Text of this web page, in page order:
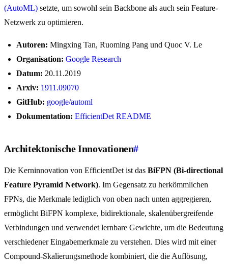
(AutoML) setzte, um sowohl sein Backbone als auch sein Feature-
Netzwerk zu optimieren.
Autoren: Mingxing Tan, Ruoming Pang und Quoc V. Le
Organisation: Google Research
Datum: 20.11.2019
Arxiv: 1911.09070
GitHub: google/automl
Dokumentation: EfficientDet README
Architektonische Innovationen#
Die Kerninnovation von EfficientDet ist das BiFPN (Bi-directional
Feature Pyramid Network). Im Gegensatz zu herkömmlichen
FPNs, die Merkmale lediglich von oben nach unten aggregieren,
ermöglicht BiFPN komplexe, bidirektionale, skalenübergreifende
Verbindungen und verwendet lernbare Gewichte, um die Bedeutung
verschiedener Eingabemerkmale zu verstehen. Dies wird mit einer
Compound-Skalierungsmethode kombiniert, die die Auflösung,